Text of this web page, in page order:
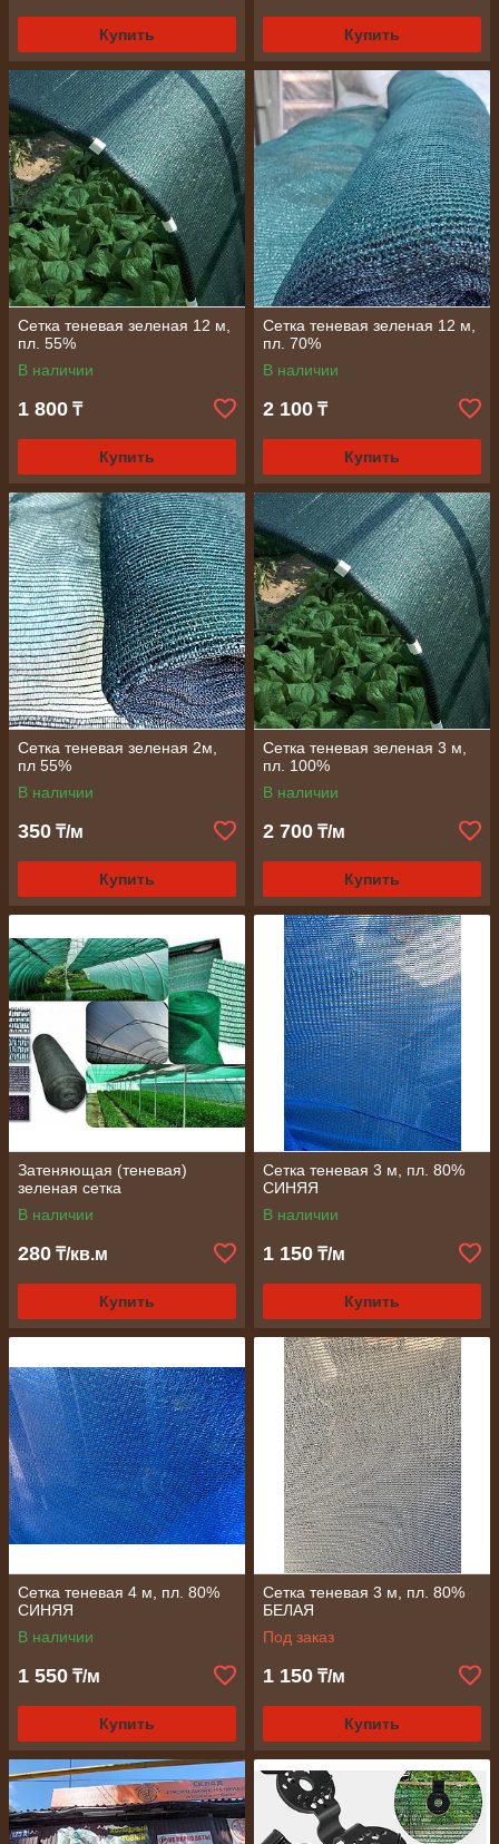
Купить Купить
Сетка теневая зеленая 12 м,
пл. 55%
В наличии
1 800 ₸
Купить
Сетка теневая зеленая 12 м,
пл. 70%
В наличии
2 100 ₸
Купить
Сетка теневая зеленая 2м,
пл 55%
В наличии
350 ₸/м
Купить
Сетка теневая зеленая 3 м,
пл. 100%
В наличии
2 700 ₸/м
Купить
Затеняющая (теневая)
зеленая сетка
В наличии
280 ₸/кв.м
Купить
Сетка теневая 3 м, пл. 80%
СИНЯЯ
В наличии
1 150 ₸/м
Купить
Сетка теневая 4 м, пл. 80%
СИНЯЯ
В наличии
1 550 ₸/м
Купить
Сетка теневая 3 м, пл. 80%
БЕЛАЯ
Под заказ
1 150 ₸/м
Купить